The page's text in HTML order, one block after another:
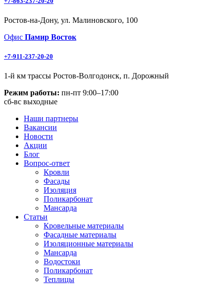
Ростов-на-Дону, ул. Малиновского, 100
Офис Памир Восток
+7-911-237-20-20
1-й км трассы Ростов-Волгодонск, п. Дорожный
Режим работы: пн-пт 9:00–17:00
сб-вс выходные
Наши партнеры
Вакансии
Новости
Акции
Блог
Вопрос-ответ
Кровли
Фасады
Изоляция
Поликарбонат
Мансарда
Статьи
Кровельные материалы
Фасадные материалы
Изоляционные материалы
Мансарда
Водостоки
Поликарбонат
Теплицы